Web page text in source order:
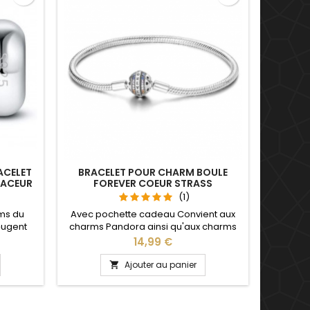
du
charm
de
BRACELET POUR CHARM BOULE
FOREVER COEUR STRASS
(1)
Avec pochette cadeau Convient aux
charms Pandora ainsi qu'aux charms
de notre site idéal pour : Noël, Saint
Valentin, anniversaire, cadeau, fête
Plusieurs tailles disponible : 17, 18, 19, 20
cm Pour la dimensions nous
conseillons 2cm en plus par rapport à
Prix
14,99 €
 Ajouter au panier